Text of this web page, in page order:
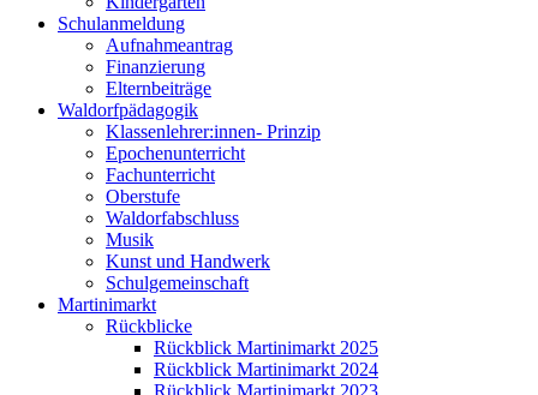
Schulanmeldung
Aufnahmeantrag
Finanzierung
Elternbeiträge
Waldorfpädagogik
Klassenlehrer:innen- Prinzip
Epochenunterricht
Fachunterricht
Oberstufe
Waldorfabschluss
Musik
Kunst und Handwerk
Schulgemeinschaft
Martinimarkt
Rückblicke
Rückblick Martinimarkt 2025
Rückblick Martinimarkt 2024
Rückblick Martinimarkt 2023